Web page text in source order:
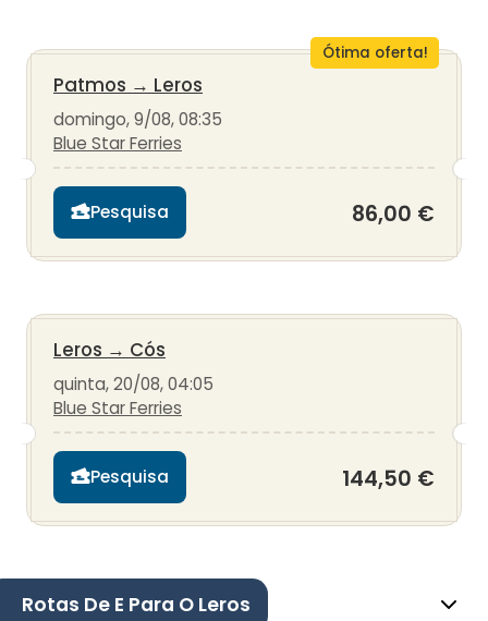
Ótima oferta!
Patmos → Leros
domingo, 9/08, 08:35
Blue Star Ferries
Pesquisa 86,00 €
Leros → Cós
quinta, 20/08, 04:05
Blue Star Ferries
Pesquisa 144,50 €
Rotas De E Para O Leros